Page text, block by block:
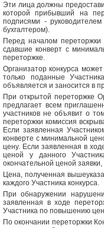
Эти лица должны
которой прибывший на
подписями -
бухгалтером).
Перед началом переторжки
сдавшие конверт с
переторжке.
Организатор конкурса
только поданные
объявляется и заносится в
При открытой переторжке
предлагает всем
участников не объявит о
переторжки комиссия
Если заявленная
конверте с минимальной
цену. Если заявленная в
ценой у данного
окончательной ценой
Цена, полученная
каждого Участника конкурса.
При обнаружении
заявленная в ходе
Участника по повышению
По окончании переторжки